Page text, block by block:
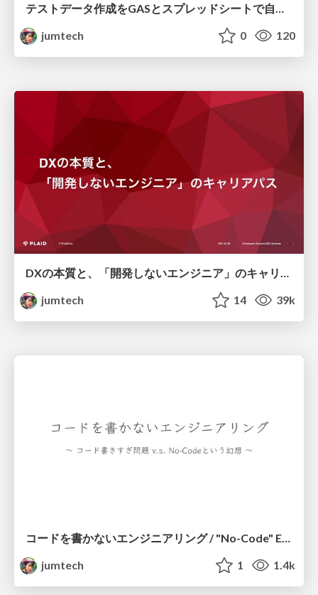
テストデータ作成をGASとスプレッドシートで自動化する / Automate test data creation with GAS and spreadsheets
jumtech
0 120
DXの本質と、「開発しないエンジニア」のキャリアパス / What is Product Specialist?
jumtech
14 39k
jumtech
1 1.4k